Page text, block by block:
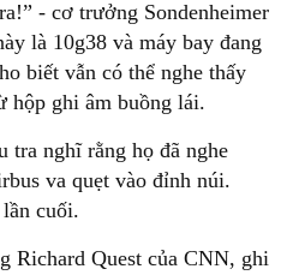
- cơ trưởng Sondenheimer
là 10g38 và máy bay đang
biết vẫn có thể nghe thấy
hộp ghi âm buồng lái.
tra nghĩ rằng họ đã nghe
va quẹt vào đỉnh núi.
cuối.
Richard Quest của CNN, ghi